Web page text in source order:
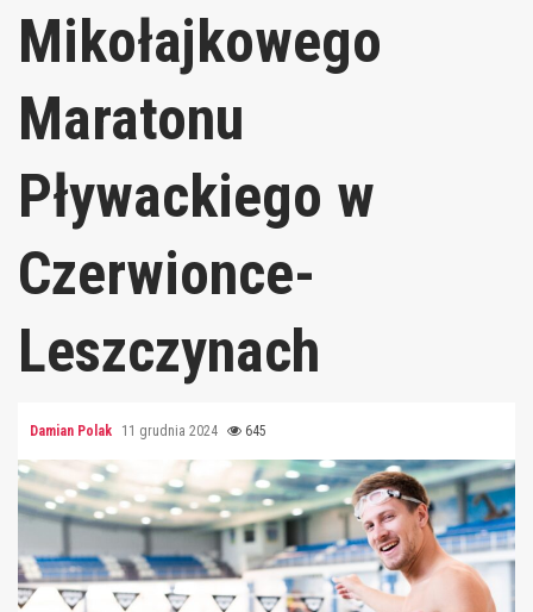
Mikołajkowego
Maratonu
Pływackiego w
Czerwionce-
Leszczynach
Damian Polak 11 grudnia 2024 645